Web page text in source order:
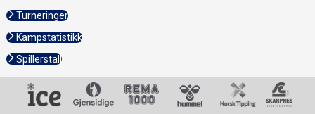
Turneringer
Kampstatistikk
Spillerstall